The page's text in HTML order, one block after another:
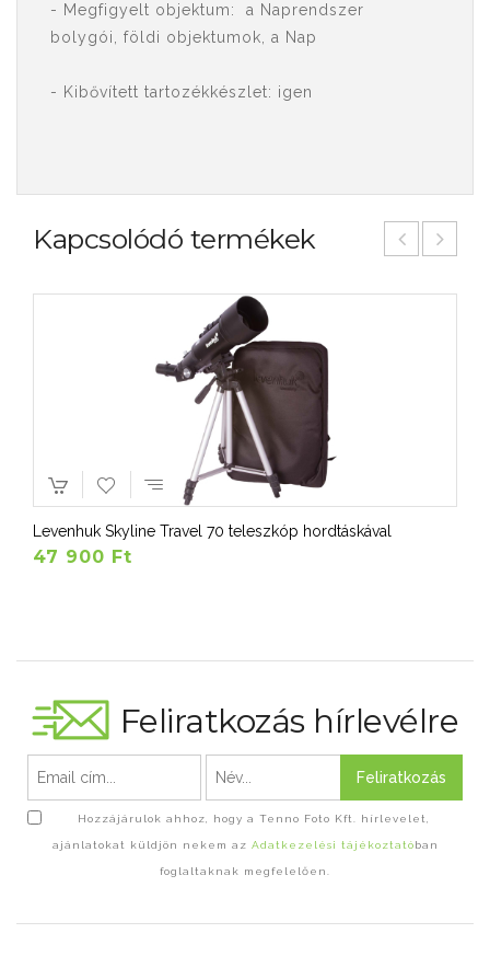
- Megfigyelt objektum: a Naprendszer
bolygói, földi objektumok, a Nap
- Kibővített tartozékkészlet: igen
Kapcsolódó termékek
Levenhuk Skyline Travel 70 teleszkóp hordtáskával
47 900 Ft
Feliratkozás hírlevélre
Feliratkozás
Hozzájárulok ahhoz, hogy a Tenno Foto Kft. hírlevelet,
ajánlatokat küldjön nekem az Adatkezelési tájékoztatóban
foglaltaknak megfelelően.